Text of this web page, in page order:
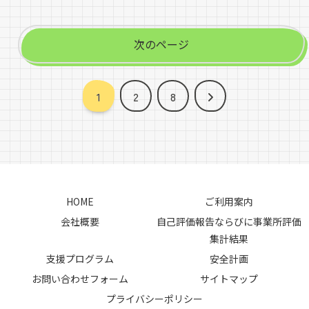
次のページ
1 2 8
次
HOME
ご利用案内
会社概要
自己評価報告ならびに事業所評価
集計結果
支援プログラム
安全計画
お問い合わせフォーム
サイトマップ
プライバシーポリシー